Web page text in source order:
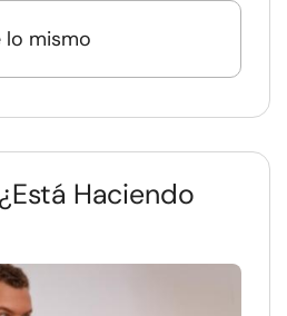
lo mismo
Haciendo